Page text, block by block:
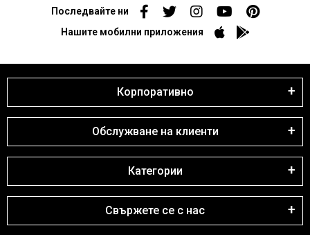
Последвайте ни
Нашите мобилни приложения
Корпоративно
Обслужване на клиенти
Категории
Свържете се с нас